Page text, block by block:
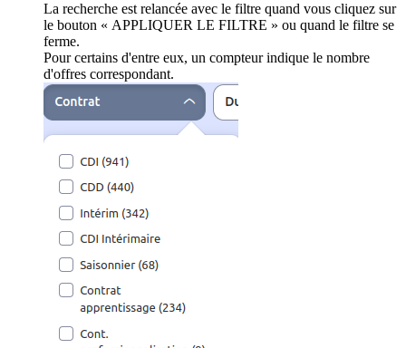
La recherche est relancée avec le filtre quand vous cliquez sur
le bouton « APPLIQUER LE FILTRE » ou quand le filtre se
ferme.
Pour certains d'entre eux, un compteur indique le nombre
d'offres correspondant.